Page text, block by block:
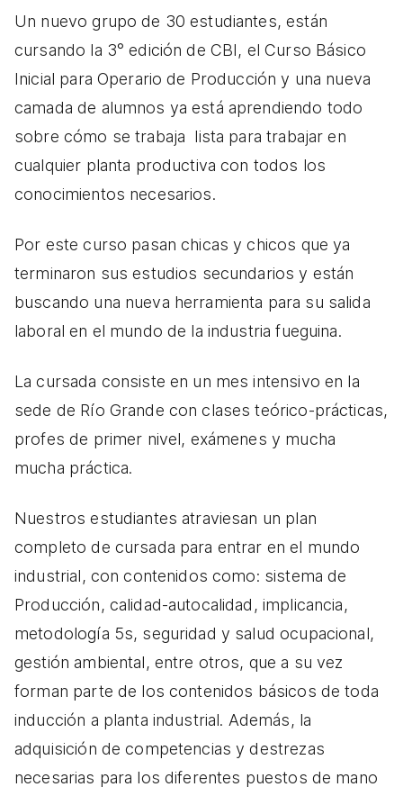
Un nuevo grupo de 30 estudiantes, están
cursando la 3° edición de CBI, el Curso Básico
Inicial para Operario de Producción y una nueva
camada de alumnos ya está aprendiendo todo
sobre cómo se trabaja lista para trabajar en
cualquier planta productiva con todos los
conocimientos necesarios.
Por este curso pasan chicas y chicos que ya
terminaron sus estudios secundarios y están
buscando una nueva herramienta para su salida
laboral en el mundo de la industria fueguina.
La cursada consiste en un mes intensivo en la
sede de Río Grande con clases teórico-prácticas,
profes de primer nivel, exámenes y mucha
mucha práctica.
Nuestros estudiantes atraviesan un plan
completo de cursada para entrar en el mundo
industrial, con contenidos como: sistema de
Producción, calidad-autocalidad, implicancia,
metodología 5s, seguridad y salud ocupacional,
gestión ambiental, entre otros, que a su vez
forman parte de los contenidos básicos de toda
inducción a planta industrial. Además, la
adquisición de competencias y destrezas
necesarias para los diferentes puestos de mano